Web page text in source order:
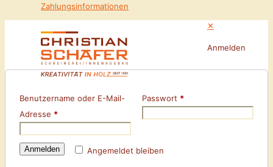
Zahlungsinformationen
✕
Anmelden
Benutzername oder E-Mail-
Adresse *
Passwort *
Angemeldet bleiben
Anmelden